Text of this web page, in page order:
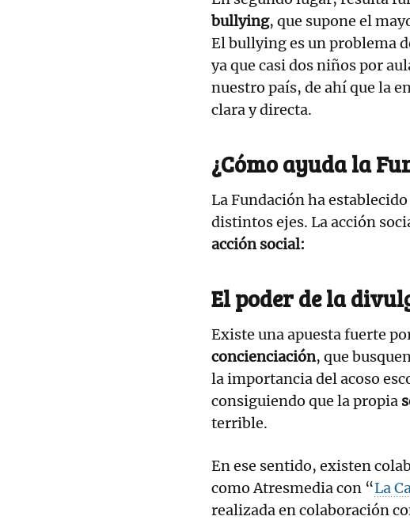
bullying, que supone el
El bullying es un problema
ya que casi dos niños por
nuestro país, de ahí que la
clara y directa.
¿Cómo ayuda la
La Fundación ha
distintos ejes. La acción
acción social:
El poder de la
Existe una apuesta fuerte
concienciación, que
la importancia del acoso
consiguiendo que la propia
terrible.
En ese sentido, existen
como Atresmedia con “La
realizada en colaboración